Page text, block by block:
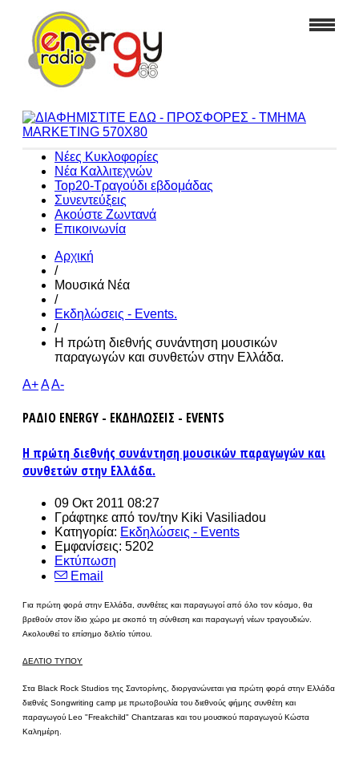
Νέες Κυκλοφορίες
Νέα Καλλιτεχνών
Top20-Τραγούδι εβδομάδας
Συνεντεύξεις
Ακούστε Ζωντανά
Επικοινωνία
Αρχική
/
Μουσικά Νέα
/
Εκδηλώσεις - Events.
/
Η πρώτη διεθνής συνάντηση μουσικών
παραγωγών και συνθετών στην Ελλάδα.
A+AA-
ΡΑΔΙΟ ENERGY - ΕΚΔΗΛΩΣΕΙΣ - EVENTS
Η πρώτη διεθνής συνάντηση μουσικών παραγωγών και
συνθετών στην Ελλάδα.
09 Οκτ 2011 08:27
Γράφτηκε από τον/την Kiki Vasiliadou
Κατηγορία: Εκδηλώσεις - Events
Εμφανίσεις: 5202
Εκτύπωση
Email
Για πρώτη φορά στην Ελλάδα, συνθέτες και παραγωγοί από όλο τον κόσμο, θα
βρεθούν στον ίδιο χώρο με σκοπό τη σύνθεση και παραγωγή νέων τραγουδιών.
Ακολουθεί το επίσημο δελτίο τύπου.
ΔΕΛΤΙΟ ΤΥΠΟΥ
Στα Black Rock Studios της Σαντορίνης, διοργανώνεται για πρώτη φορά στην Ελλάδα
διεθνές Songwriting camp με πρωτοβουλία του διεθνούς φήμης συνθέτη και
παραγωγού Leo "Freakchild" Chantzaras και του μουσικού παραγωγού Κώστα
Καλημέρη.